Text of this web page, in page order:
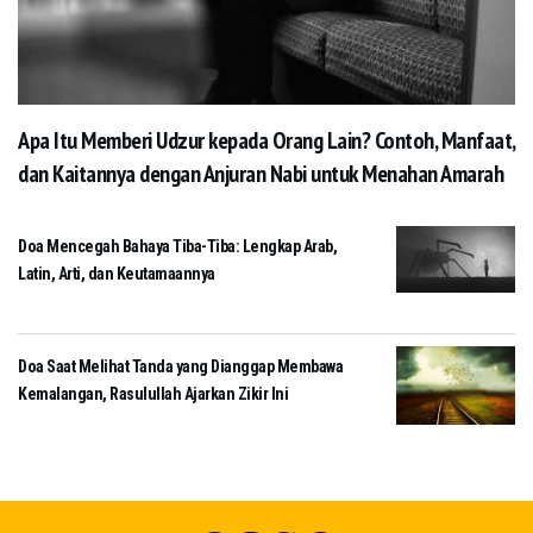
Apa Itu Memberi Udzur kepada Orang Lain? Contoh, Manfaat,
dan Kaitannya dengan Anjuran Nabi untuk Menahan Amarah
Doa Mencegah Bahaya Tiba-Tiba: Lengkap Arab,
Latin, Arti, dan Keutamaannya
Doa Saat Melihat Tanda yang Dianggap Membawa
Kemalangan, Rasulullah Ajarkan Zikir Ini